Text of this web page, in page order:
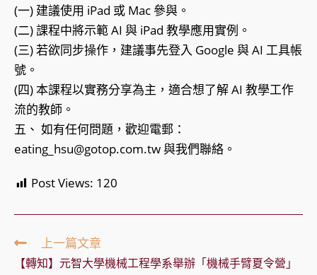
(一) 建議使用 iPad 或 Mac 參與。
(二) 課程中將示範 AI 與 iPad 教學應用實例。
(三) 若欲同步操作，建議事先登入 Google 與 AI 工具帳
號。
(四) 本課程以實務分享為主，適合想了解 AI 教學工作
流的教師。
五、 如有任何問題，歡迎電郵：
eating_hsu@gotop.com.tw 與我們聯絡。
Post Views: 120
Read
more
articles
上一篇文章
【轉知】元智大學機械工程學系舉辦「機械手臂夏令營」